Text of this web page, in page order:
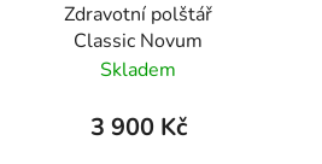
Zdravotní polštář
Classic Novum
Skladem
3 900 Kč